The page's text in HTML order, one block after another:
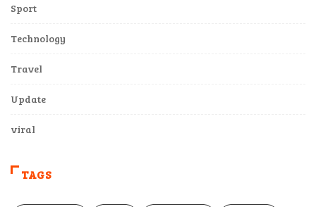
Sport
Technology
Travel
Update
viral
TAGS